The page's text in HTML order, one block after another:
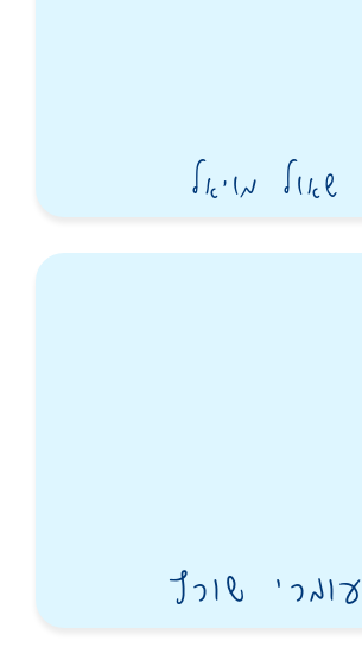
שאול מויאל
עומרי שורץ